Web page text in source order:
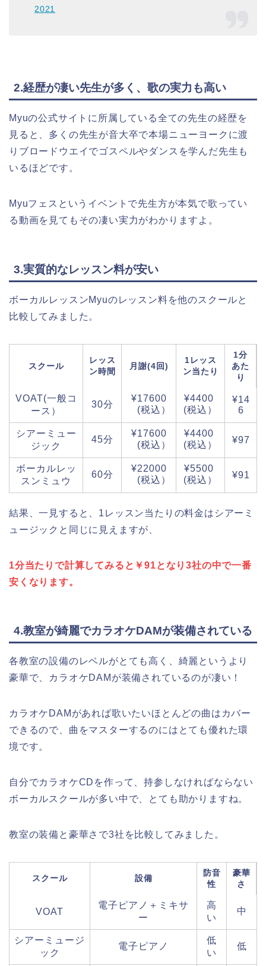
2021
2.経歴が凄い先生が多く、歌の実力も高い
Myuの公式サイトに所属している全ての先生の経歴を
見ると、多くの先生が音大卒で本場ニューヨークに渡
りブロードウエイでゴスペルやダンスを学んだ先生も
いるほどです。
Myuフェスというイベントで先生方が本気で歌ってい
る動画を見てもその凄い実力がわかりますよ。
3.実質的なレッスン料が安い
ボーカルレッスンMyuのレッスン料を他のスクールと
比較してみました。
スクール
レッス
ン時間
月謝(4回)
1レッス
ン当たり
1分
あた
り
VOAT(一般コ
ース）
30分
¥17600
(税込）
¥4400
(税込）
¥14
6
シアーミュー
ジック
45分
¥17600
(税込）
¥4400
(税込）
¥97
ボーカルレッ
スンミュウ
60分
¥22000
(税込）
¥5500
(税込）
¥91
結果、一見すると、1レッスン当たりの料金はシアーミ
ュージックと同じに見えますが、
1分当たりで計算してみると￥91となり3社の中で一番
安くなります。
4.教室が綺麗でカラオケDAMが装備されている
各教室の設備のレベルがとても高く、綺麗というより
豪華で、カラオケDAMが装備されているのが凄い！
カラオケDAMがあれば歌いたいほとんどの曲はカバー
できるので、曲をマスターするのにはとても優れた環
境です。
自分でカラオケCDを作って、持参しなければならない
ボーカルスクールが多い中で、とても助かりますね。
教室の装備と豪華さで3社を比較してみました。
スクール 設備
防音
性
豪華
さ
VOAT
電子ピアノ＋ミキサ
ー
高
い
中
シアーミュージ
ック
電子ピアノ
低
い
低